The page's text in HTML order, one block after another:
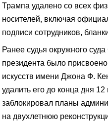
Трампа удалено со всех
носителей, включая
подписи сотрудников,
Ранее судья окружного
президента было
искусств имени Джона Ф.
удалить его до конца дня
заблокировал планы
на двухлетнюю